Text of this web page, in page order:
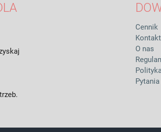
Cennik
Kontakt
O nas